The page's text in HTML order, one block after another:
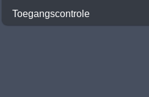
Toegangscontrole